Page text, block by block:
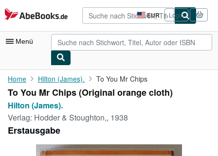
Zum Hauptinhalt
AbeBooks.de EUR
Seite
der
Einkaufseinstellungen.
Login
Menü
Nutzerkonto
Meine Bestellungen
Detailsuche
Sammlungen
Antiquarische Bücher
Home Hilton (James). To You Mr Chips
To You Mr Chips (Original orange cloth)
Hilton (James).
Verlag: Hodder & Stoughton,, 1938
Erstausgabe